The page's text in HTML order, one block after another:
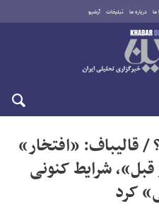
درباره ما تبلیغات آرشیو
/ قالیباف: «افتخار»
از «۴۰ روز قبل»، شرایط کنونی
کرد